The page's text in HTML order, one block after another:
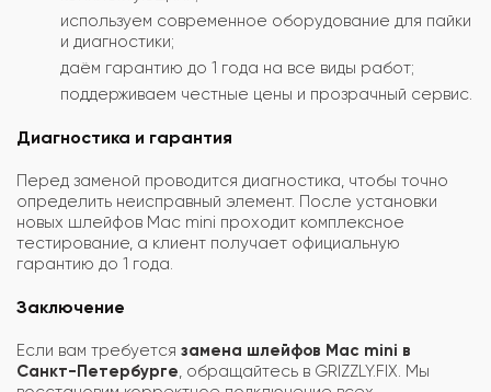
используем современное оборудование для пайки
и диагностики;
даём гарантию до 1 года на все виды работ;
поддерживаем честные цены и прозрачный сервис.
Диагностика и гарантия
Перед заменой проводится диагностика, чтобы точно
определить неисправный элемент. После установки
новых шлейфов Mac mini проходит комплексное
тестирование, а клиент получает официальную
гарантию до 1 года.
Заключение
Если вам требуется замена шлейфов Mac mini в
Санкт-Петербурге , обращайтесь в GRIZZLY.FIX. Мы